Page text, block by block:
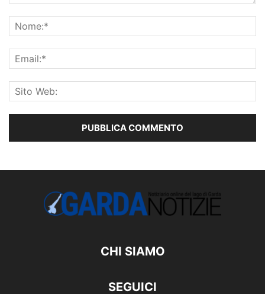
CHI SIAMO
SEGUICI